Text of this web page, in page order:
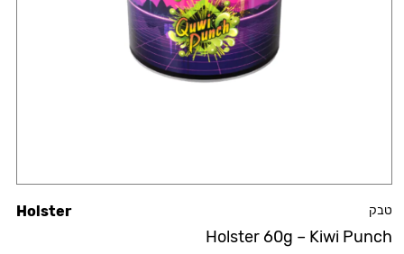
טבק
Holster 60g – Kiwi Punch
Holster